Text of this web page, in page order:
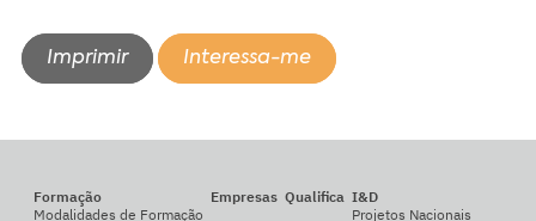
Imprimir Interessa-me
Formação
Modalidades de Formação
Empresas Qualifica I&D
Projetos Nacionais